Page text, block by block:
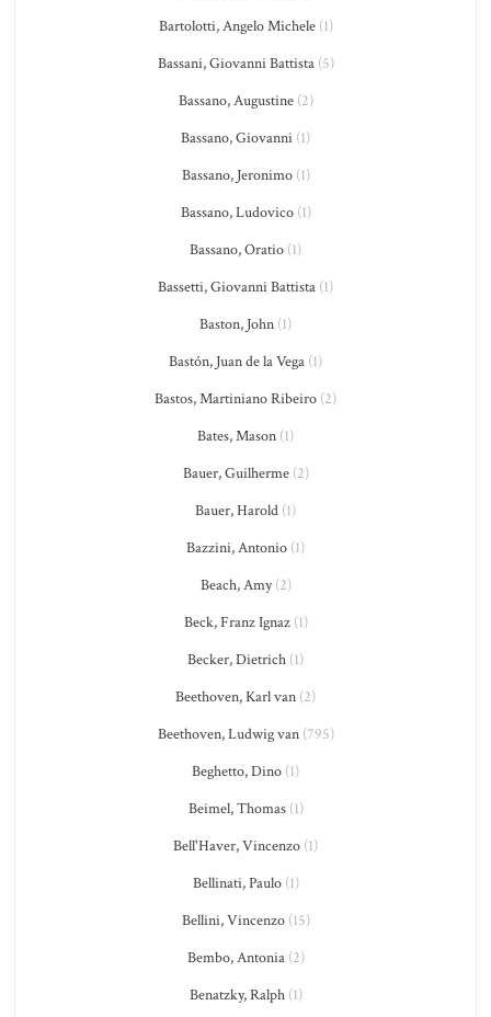
Bartolotti, Angelo Michele(1)
Bassani, Giovanni Battista(5)
Bassano, Augustine(2)
Bassano, Giovanni (1)
Bassano, Jeronimo(1)
Bassano, Ludovico(1)
Bassano, Oratio (1)
Bassetti, Giovanni Battista (1)
Baston, John (1)
Bastón, Juan de la Vega (1)
Bastos, Martiniano Ribeiro (2)
Bates, Mason (1)
Bauer, Guilherme(2)
Bauer, Harold (1)
Bazzini, Antonio (1)
Beach, Amy(2)
Beck, Franz Ignaz(1)
Becker, Dietrich (1)
Beethoven, Karl van (2)
Beethoven, Ludwig van(795)
Beghetto, Dino (1)
Beimel, Thomas(1)
Bell'Haver, Vincenzo (1)
Bellinati, Paulo(1)
Bellini, Vincenzo(15)
Bembo, Antonia(2)
Benatzky, Ralph(1)